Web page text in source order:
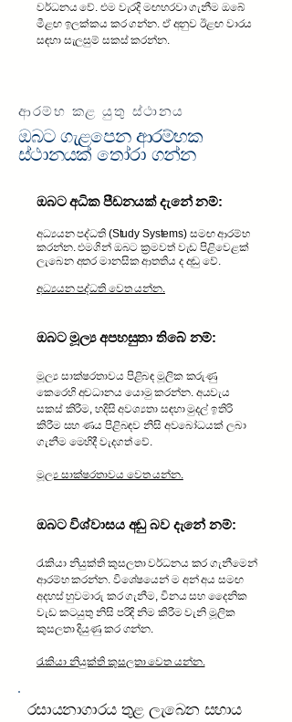
වර්ධනය වේ. එම වැරදි මඟහරවා ගැනීම ඔබේ
මීළඟ ඉලක්කය කර ගන්න. ඒ අනුව ඊළඟ වාරය
සඳහා සැලසුම් සකස් කරන්න.
ආරම්භ කළ යුතු ස්ථානය
ඔබට ගැළපෙන ආරම්භක
ස්ථානයක් තෝරා ගන්න
ඔබට අධික පීඩනයක් දැනේ නම්:
අධ්‍යයන පද්ධති (Study Systems) සමඟ ආරම්භ
කරන්න. එමගින් ඔබට ක්‍රමවත් වැඩ පිළිවෙළක්
ලැබෙන අතර මානසික ආතතිය ද අඩු වේ.
අධ්‍යයන පද්ධති වෙත යන්න.
ඔබට මූල්‍ය අපහසුතා තිබේ නම්:
මූල්‍ය සාක්ෂරතාවය පිළිබඳ මූලික කරුණු
කෙරෙහි අවධානය යොමු කරන්න. අයවැය
සකස් කිරීම, හදිසි අවශ්‍යතා සඳහා මුදල් ඉතිරි
කිරීම සහ ණය පිළිබඳව නිසි අවබෝධයක් ලබා
ගැනීම මෙහිදී වැදගත් වේ.
මූල්‍ය සාක්ෂරතාවය වෙත යන්න.
ඔබට විශ්වාසය අඩු බව දැනේ නම්:
රැකියා නියුක්ති කුසලතා වර්ධනය කර ගැනීමෙන්
ආරම්භ කරන්න. විශේෂයෙන් ම අන් අය සමඟ
අදහස් හුවමාරු කර ගැනීම, විනය සහ දෛනික
වැඩ කටයුතු නිසි පරිදි නිම කිරීම වැනි මූලික
කුසලතා දියුණු කර ගන්න.
රැකියා නියුක්ති කුසලතා වෙත යන්න.
රසායනාගාරය තුළ ලැබෙන සහාය